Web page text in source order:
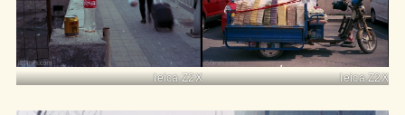
leica Z2X leica Z2X